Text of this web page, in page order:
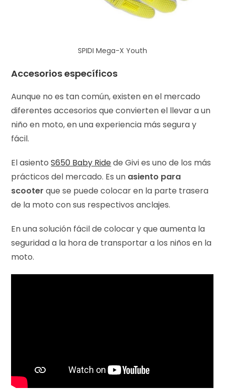
SPIDI Mega-X Youth
Accesorios específicos
Aunque no es tan común, existen en el mercado
diferentes accesorios que convierten el llevar a un
niño en moto, en una experiencia más segura y
fácil.
El asientoS650 Baby Ridede Givi es uno de los más
prácticos del mercado. Es un asiento para
scooterque se puede colocar en la parte trasera
de la moto con sus respectivos anclajes.
En una solución fácil de colocar y que aumenta la
seguridad a la hora de transportar a los niños en la
moto.